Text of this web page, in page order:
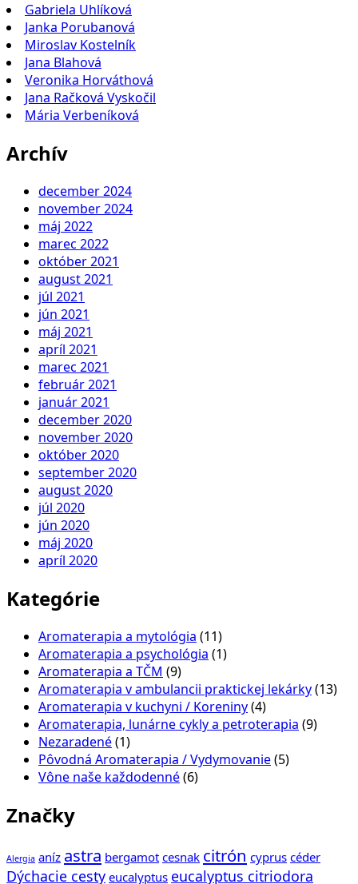
Gabriela Uhlíková
Janka Porubanová
Miroslav Kostelník
Jana Blahová
Veronika Horváthová
Jana Račková Vyskočil
Mária Verbeníková
Archív
december 2024
november 2024
máj 2022
marec 2022
október 2021
august 2021
júl 2021
jún 2021
máj 2021
apríl 2021
marec 2021
február 2021
január 2021
december 2020
november 2020
október 2020
september 2020
august 2020
júl 2020
jún 2020
máj 2020
apríl 2020
Kategórie
Aromaterapia a mytológia (11)
Aromaterapia a psychológia (1)
Aromaterapia a TČM (9)
Aromaterapia v ambulancii praktickej lekárky(13)
Aromaterapia v kuchyni / Koreniny(4)
Aromaterapia, lunárne cykly a petroterapia (9)
Nezaradené(1)
Pôvodná Aromaterapia / Vydymovanie(5)
Vône naše každodenné(6)
Značky
Alergia aníz astra bergamot cesnak citrón cyprus céder
Dýchacie cesty eucalyptus eucalyptus citriodora